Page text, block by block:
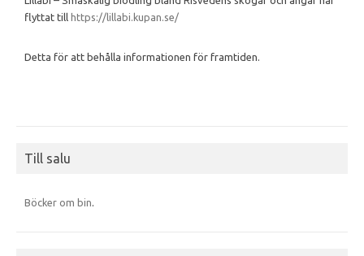
flyttat till https://lillabi.kupan.se/
Detta för att behålla informationen för framtiden.
Till salu
Böcker om bin.